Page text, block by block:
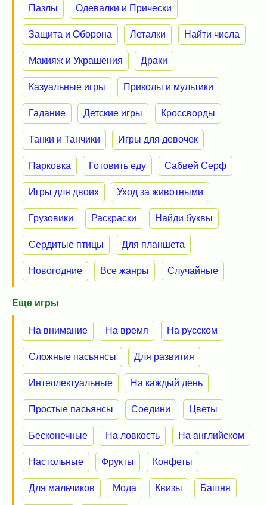
Пазлы Одевалки и Прически
Защита и Оборона Леталки Найти числа
Макияж и Украшения Драки
Казуальные игры Приколы и мультики
Гадание Детские игры Кроссворды
Танки и Танчики Игры для девочек
Парковка Готовить еду Сабвей Серф
Игры для двоих Уход за животными
Грузовики Раскраски Найди буквы
Сердитые птицы Для планшета
Новогодние Все жанры Случайные
Еще игры
На внимание На время На русском
Сложные пасьянсы Для развития
Интеллектуальные На каждый день
Простые пасьянсы Соедини Цветы
Бесконечные На ловкость На английском
Настольные Фрукты Конфеты
Для мальчиков Мода Квизы Башня